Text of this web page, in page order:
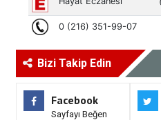
Bizi Takip Edin
Facebook
Sayfayı Beğen